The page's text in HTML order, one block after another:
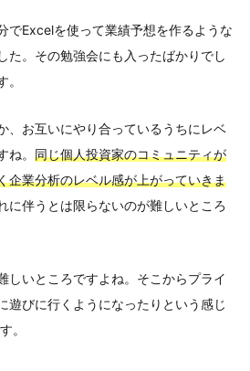
でExcelを使って業績予想を作るような
た。その勉強会にも入ったばかりでし
、お互いにやり合っているうちにレベ
。 同じ個人投資家のコミュニティが
企業分析のレベル感が上がっていきま
に伴うとは限らないのが難しいところ
しいところですよね。そこからプライ
遊びに行くようになったりという感じ
。